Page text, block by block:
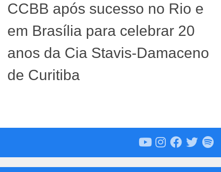
CCBB após sucesso no Rio e
em Brasília para celebrar 20
anos da Cia Stavis-Damaceno
de Curitiba